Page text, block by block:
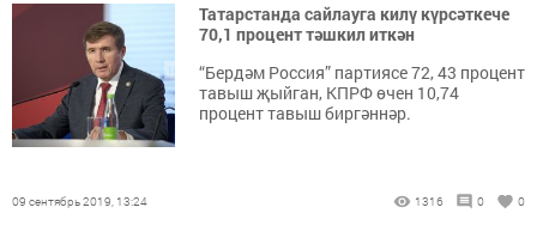
Татарстанда сайлауга килү күрсәткече
70,1 процент тәшкил иткән
“Бердәм Россия” партиясе 72, 43 процент
тавыш җыйган, КПРФ өчен 10,74
процент тавыш биргәннәр.
09 сентябрь 2019, 13:24 1316 0 0